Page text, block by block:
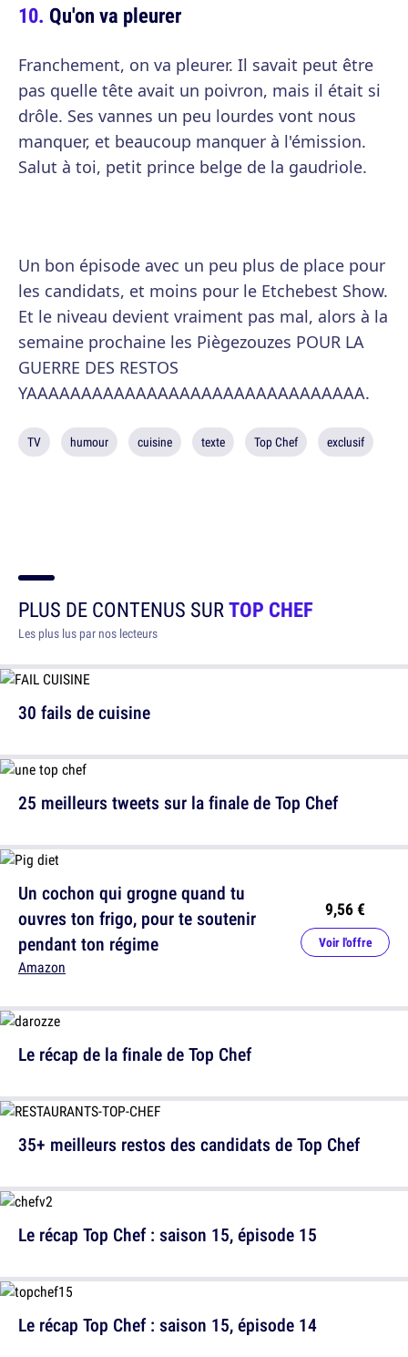
Qu'on va pleurer
Franchement, on va pleurer. Il savait peut être
pas quelle tête avait un poivron, mais il était si
drôle. Ses vannes un peu lourdes vont nous
manquer, et beaucoup manquer à l'émission.
Salut à toi, petit prince belge de la gaudriole.
Un bon épisode avec un peu plus de place pour
les candidats, et moins pour le Etchebest Show.
Et le niveau devient vraiment pas mal, alors à la
semaine prochaine les Piègezouzes POUR LA
GUERRE DES RESTOS
YAAAAAAAAAAAAAAAAAAAAAAAAAAAAAAA.
TV humour cuisine texte Top Chef exclusif
PLUS DE CONTENUS SURTOP CHEF
Les plus lus par nos lecteurs
30 fails de cuisine
Un cochon qui grogne quand tu
ouvres ton frigo, pour te soutenir
pendant ton régime
Amazon
9,56 €
Voir l'offre
35+ meilleurs restos des candidats de Top Chef
25 meilleurs tweets sur la finale de Top Chef
Le récap de la finale de Top Chef
Le récap Top Chef : saison 15, épisode 15
Le récap Top Chef : saison 15, épisode 14